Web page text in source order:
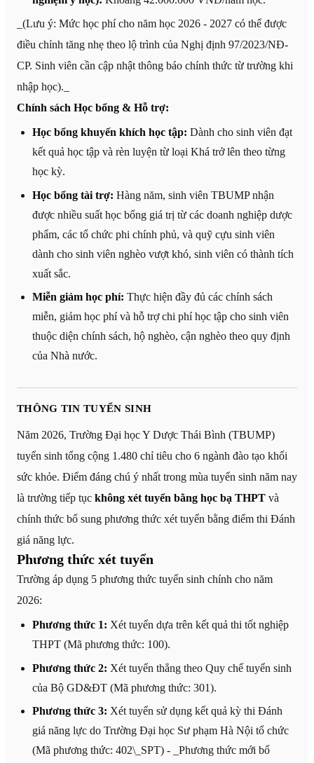
_(Lưu ý: Mức học phí cho năm học 2026 - 2027 có thể được
điều chỉnh tăng nhẹ theo lộ trình của Nghị định 97/2023/NĐ-
CP. Sinh viên cần cập nhật thông báo chính thức từ trường khi
nhập học)._
Chính sách Học bổng & Hỗ trợ:
Học bổng khuyến khích học tập: Dành cho sinh viên đạt
kết quả học tập và rèn luyện từ loại Khá trở lên theo từng
học kỳ.
Học bổng tài trợ: Hàng năm, sinh viên TBUMP nhận
được nhiều suất học bổng giá trị từ các doanh nghiệp dược
phẩm, các tổ chức phi chính phủ, và quỹ cựu sinh viên
dành cho sinh viên nghèo vượt khó, sinh viên có thành tích
xuất sắc.
Miễn giảm học phí: Thực hiện đầy đủ các chính sách
miễn, giảm học phí và hỗ trợ chi phí học tập cho sinh viên
thuộc diện chính sách, hộ nghèo, cận nghèo theo quy định
của Nhà nước.
THÔNG TIN TUYỂN SINH
Năm 2026, Trường Đại học Y Dược Thái Bình (TBUMP)
tuyển sinh tổng cộng 1.480 chỉ tiêu cho 6 ngành đào tạo khối
sức khỏe. Điểm đáng chú ý nhất trong mùa tuyển sinh năm nay
là trường tiếp tục không xét tuyển bằng học bạ THPT và
chính thức bổ sung phương thức xét tuyển bằng điểm thi Đánh
giá năng lực.
Phương thức xét tuyển
Trường áp dụng 5 phương thức tuyển sinh chính cho năm
2026:
Phương thức 1: Xét tuyển dựa trên kết quả thi tốt nghiệp
THPT (Mã phương thức: 100).
Phương thức 2: Xét tuyển thẳng theo Quy chế tuyển sinh
của Bộ GD&ĐT (Mã phương thức: 301).
Phương thức 3: Xét tuyển sử dụng kết quả kỳ thi Đánh
giá năng lực do Trường Đại học Sư phạm Hà Nội tổ chức
(Mã phương thức: 402\_SPT) - _Phương thức mới bổ